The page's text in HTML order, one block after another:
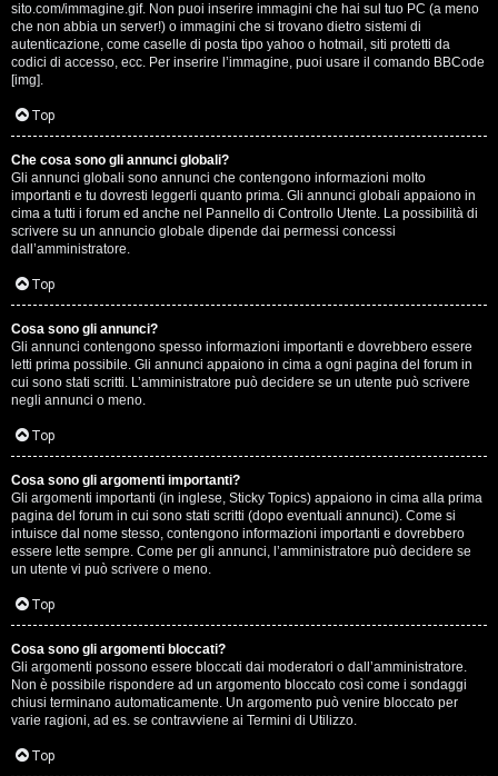
sito.com/immagine.gif. Non puoi inserire immagini che hai sul tuo PC (a meno
che non abbia un server!) o immagini che si trovano dietro sistemi di
autenticazione, come caselle di posta tipo yahoo o hotmail, siti protetti da
codici di accesso, ecc. Per inserire l’immagine, puoi usare il comando BBCode
[img].
Top
Che cosa sono gli annunci globali?
Gli annunci globali sono annunci che contengono informazioni molto
importanti e tu dovresti leggerli quanto prima. Gli annunci globali appaiono in
cima a tutti i forum ed anche nel Pannello di Controllo Utente. La possibilità di
scrivere su un annuncio globale dipende dai permessi concessi
dall’amministratore.
Top
Cosa sono gli annunci?
Gli annunci contengono spesso informazioni importanti e dovrebbero essere
letti prima possibile. Gli annunci appaiono in cima a ogni pagina del forum in
cui sono stati scritti. L’amministratore può decidere se un utente può scrivere
negli annunci o meno.
Top
Cosa sono gli argomenti importanti?
Gli argomenti importanti (in inglese, Sticky Topics) appaiono in cima alla prima
pagina del forum in cui sono stati scritti (dopo eventuali annunci). Come si
intuisce dal nome stesso, contengono informazioni importanti e dovrebbero
essere lette sempre. Come per gli annunci, l’amministratore può decidere se
un utente vi può scrivere o meno.
Top
Cosa sono gli argomenti bloccati?
Gli argomenti possono essere bloccati dai moderatori o dall’amministratore.
Non è possibile rispondere ad un argomento bloccato così come i sondaggi
chiusi terminano automaticamente. Un argomento può venire bloccato per
varie ragioni, ad es. se contravviene ai Termini di Utilizzo.
Top
C
o
s
a
c
i
p
i
a
c
e
e
c
o
s
a
n
o
n
c